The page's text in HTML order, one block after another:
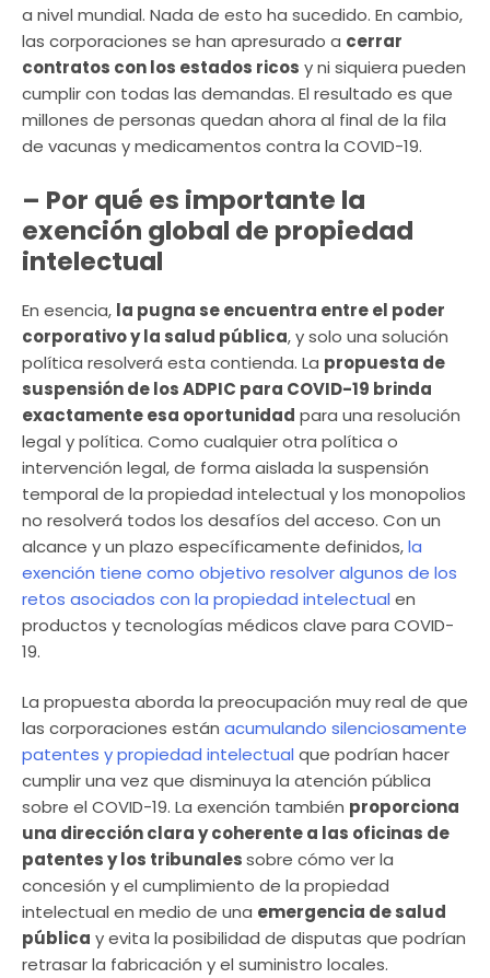
a nivel mundial. Nada de esto ha sucedido. En cambio,
las corporaciones se han apresurado a cerrar
contratos con los estados ricos y ni siquiera pueden
cumplir con todas las demandas. El resultado es que
millones de personas quedan ahora al final de la fila
de vacunas y medicamentos contra la COVID-19.
– Por qué es importante la
exención global de propiedad
intelectual
En esencia, la pugna se encuentra entre el poder
corporativo y la salud pública, y solo una solución
política resolverá esta contienda. La propuesta de
suspensión de los ADPIC para COVID-19 brinda
exactamente esa oportunidad para una resolución
legal y política. Como cualquier otra política o
intervención legal, de forma aislada la suspensión
temporal de la propiedad intelectual y los monopolios
no resolverá todos los desafíos del acceso. Con un
alcance y un plazo específicamente definidos,la
exención tiene como objetivo resolver algunos de los
retos asociados con la propiedad intelectual en
productos y tecnologías médicos clave para COVID-
19.
La propuesta aborda la preocupación muy real de que
las corporaciones están acumulando silenciosamente
patentes y propiedad intelectual que podrían hacer
cumplir una vez que disminuya la atención pública
sobre el COVID-19. La exención también proporciona
una dirección clara y coherente a las oficinas de
patentes y los tribunalessobre cómo ver la
concesión y el cumplimiento de la propiedad
intelectual en medio de una emergencia de salud
pública y evita la posibilidad de disputas que podrían
retrasar la fabricación y el suministro locales.